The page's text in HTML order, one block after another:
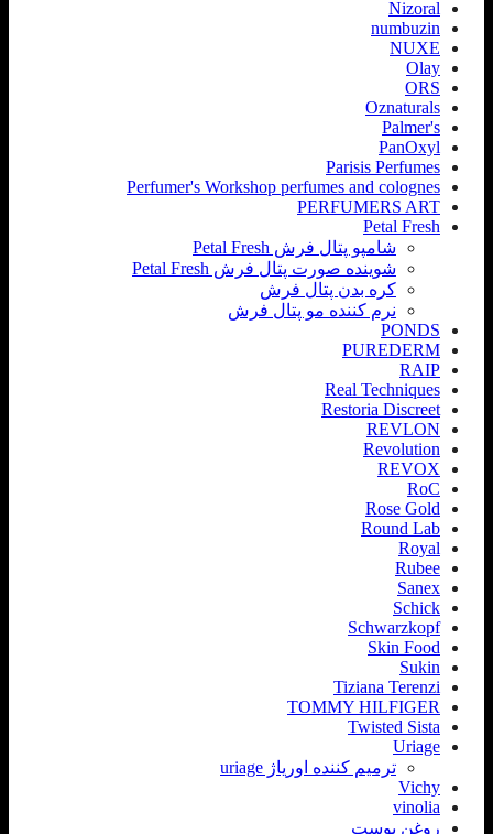
Nizoral
numbuzin
NUXE
Olay
ORS
Oznaturals
Palmer's
PanOxyl
Parisis Perfumes
Perfumer's Workshop perfumes and colognes
PERFUMERS ART
Petal Fresh
شامپو پتال فرش Petal Fresh
شوینده صورت پتال فرش Petal Fresh
کره بدن پتال فرش
نرم کننده مو پتال فرش
PONDS
PUREDERM
RAIP
Real Techniques
Restoria Discreet
REVLON
Revolution
REVOX
RoC
Rose Gold
Round Lab
Royal
Rubee
Sanex
Schick
Schwarzkopf
Skin Food
Sukin
Tiziana Terenzi
TOMMY HILFIGER
Twisted Sista
Uriage
ترمیم کننده اوریاژ uriage
Vichy
vinolia
روغن پوست